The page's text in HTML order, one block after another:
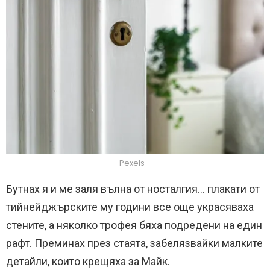
Pexels
Бутнах я и ме заля вълна от носталгия… плакати от
тийнейджърските му години все още украсяваха
стените, а няколко трофея бяха подредени на един
рафт. Преминах през стаята, забелязвайки малките
детайли, които крещяха за Майк.